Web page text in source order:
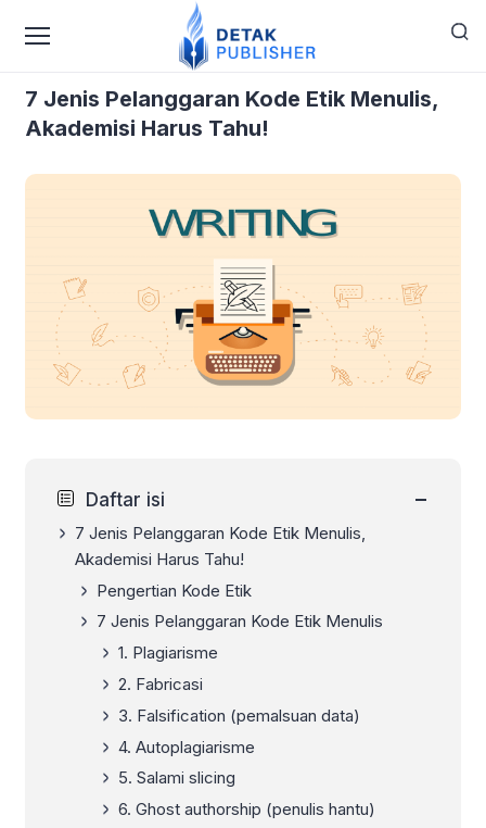
7 Jenis Pelanggaran Kode Etik Menulis,
7 Jenis Pelanggaran Kode Etik Menulis,
Akademisi Harus Tahu!
Daftar isi −
7 Jenis Pelanggaran Kode Etik Menulis,
Akademisi Harus Tahu!
Pengertian Kode Etik
7 Jenis Pelanggaran Kode Etik Menulis
1. Plagiarisme
2. Fabricasi
3. Falsification (pemalsuan data)
4. Autoplagiarisme
5. Salami slicing
6. Ghost authorship (penulis hantu)